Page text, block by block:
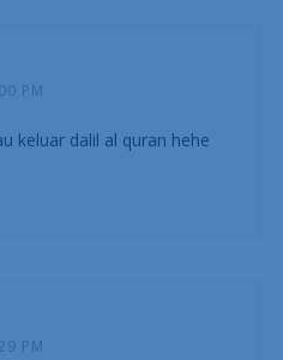
PM
keluar dalil al quran hehe
PM